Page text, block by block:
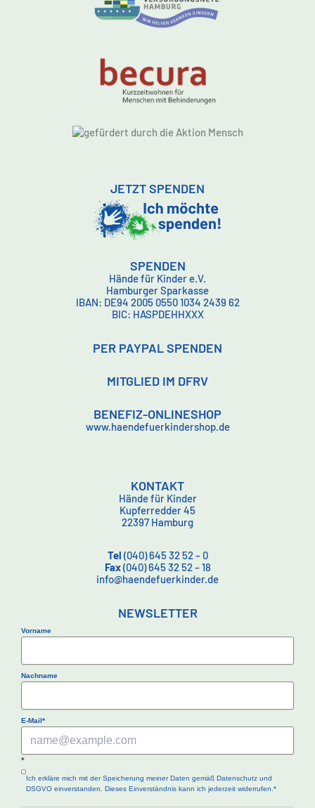
JETZT SPENDEN
SPENDEN
Hände für Kinder e.V.
Hamburger Sparkasse
IBAN: DE94 2005 0550 1034 2439 62
BIC: HASPDEHHXXX
PER PAYPAL SPENDEN
MITGLIED IM DFRV
BENEFIZ-ONLINESHOP
www.haendefuerkindershop.de
KONTAKT
Hände für Kinder
Kupferredder 45
22397 Hamburg
Tel (040) 645 32 52 – 0
Fax(040) 645 32 52 – 18
info@haendefuerkinder.de
NEWSLETTER
Vorname
Nachname
E-Mail*
*
Ich erkläre mich mit der Speicherung meiner Daten gemäß Datenschutz und
DSGVO einverstanden. Dieses Einverständnis kann ich jederzeit widerrufen.*